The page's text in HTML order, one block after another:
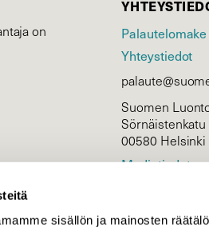
sisällön ja mainosten
on
Palautelomake
Yhteystiedot
Suomen
Sörnäistenkatu
00580 Helsinki
Mediatiedot